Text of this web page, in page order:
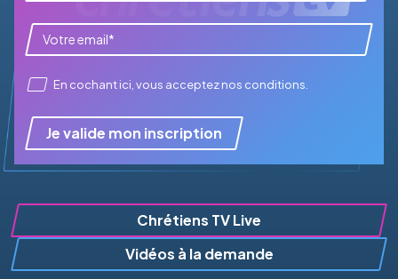
En cochant ici, vous accepteznos conditions
Je valide mon inscription
Chrétiens TV Live
Vidéos à la demande